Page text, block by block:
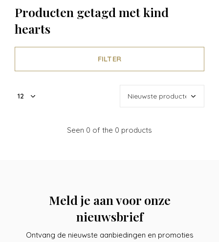
Producten getagd met kind
hearts
FILTER
Seen 0 of the 0 products
Meld je aan voor onze
nieuwsbrief
Ontvang de nieuwste aanbiedingen en promoties